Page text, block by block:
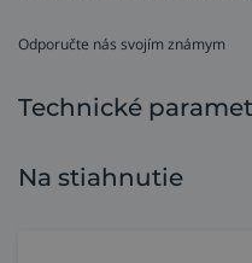
Odporučte nás svojím známym
Technické
Na stiahnutie